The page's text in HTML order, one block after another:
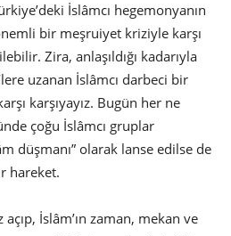
İslâmcı hegemonyanın
bir meşruiyet kriziyle karşı
Zira, anlaşıldığı kadarıyla
uzanan İslâmcı darbeci bir
karşıyayız. Bugün her ne
çoğu İslâmcı gruplar
düşmanı” olarak lanse edilse de
hareket.
İslâm’ın zaman, mekan ve